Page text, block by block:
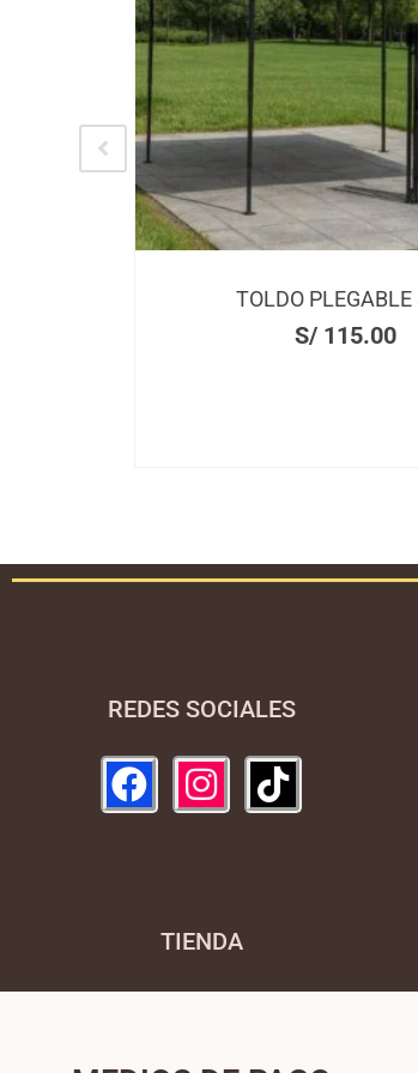
PASTILLERO
S/2.00
REDES SOCIALES
TIENDA